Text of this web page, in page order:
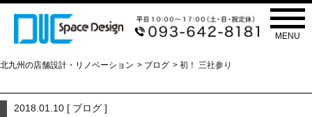
MENU
BLOG
北九州の店舗設計・リノベーション > ブログ > 初！ 三社参り
2018.01.10 [ ブログ ]